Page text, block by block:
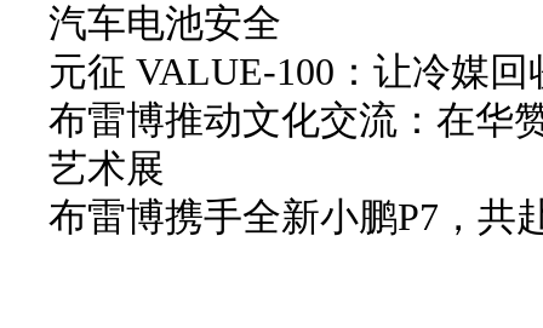
汽车电池安全
元征 VALUE-100：让冷媒
布雷博推动文化交流：在华
艺术展
布雷博携手全新小鹏P7，共